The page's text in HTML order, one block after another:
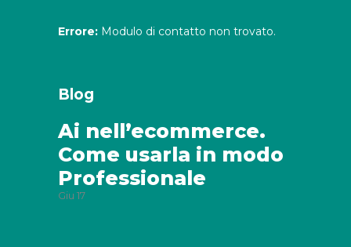
Errore: Modulo di contatto non trovato.
Blog
Ai nell’ecommerce.
Come usarla in modo
Professionale
Giu 17